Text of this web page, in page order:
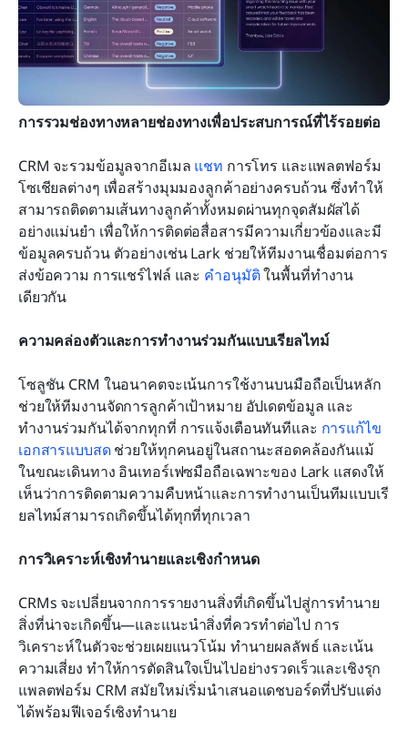
การรวมช่องทางหลายช่องทางเพื่อประสบการณ์ที่ไร้รอยต่อ
CRM จะรวมข้อมูลจากอีเมล แชท การโทร และแพลตฟอร์ม
โซเชียลต่างๆ เพื่อสร้างมุมมองลูกค้าอย่างครบถ้วน ซึ่งทำให้
สามารถติดตามเส้นทางลูกค้าทั้งหมดผ่านทุกจุดสัมผัสได้
อย่างแม่นยำ เพื่อให้การติดต่อสื่อสารมีความเกี่ยวข้องและมี
ข้อมูลครบถ้วน ตัวอย่างเช่น Lark ช่วยให้ทีมงานเชื่อมต่อการ
ส่งข้อความ การแชร์ไฟล์ และ คำอนุมัติ ในพื้นที่ทำงาน
เดียวกัน
ความคล่องตัวและการทำงานร่วมกันแบบเรียลไทม์
โซลูชัน CRM ในอนาคตจะเน้นการใช้งานบนมือถือเป็นหลัก
ช่วยให้ทีมงานจัดการลูกค้าเป้าหมาย อัปเดตข้อมูล และ
ทำงานร่วมกันได้จากทุกที่ การแจ้งเตือนทันทีและ การแก้ไข
เอกสารแบบสด ช่วยให้ทุกคนอยู่ในสถานะสอดคล้องกันแม้
ในขณะเดินทาง อินเทอร์เฟซมือถือเฉพาะของ Lark แสดงให้
เห็นว่าการติดตามความคืบหน้าและการทำงานเป็นทีมแบบเรี
ยลไทม์สามารถเกิดขึ้นได้ทุกที่ทุกเวลา
การวิเคราะห์เชิงทำนายและเชิงกำหนด
CRMs จะเปลี่ยนจากการรายงานสิ่งที่เกิดขึ้นไปสู่การทำนาย
สิ่งที่น่าจะเกิดขึ้น—และแนะนำสิ่งที่ควรทำต่อไป การ
วิเคราะห์ในตัวจะช่วยเผยแนวโน้ม ทำนายผลลัพธ์ และเน้น
ความเสี่ยง ทำให้การตัดสินใจเป็นไปอย่างรวดเร็วและเชิงรุก
แพลตฟอร์ม CRM สมัยใหม่เริ่มนำเสนอแดชบอร์ดที่ปรับแต่ง
ได้พร้อมฟีเจอร์เชิงทำนาย